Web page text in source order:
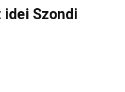
idei Szondi